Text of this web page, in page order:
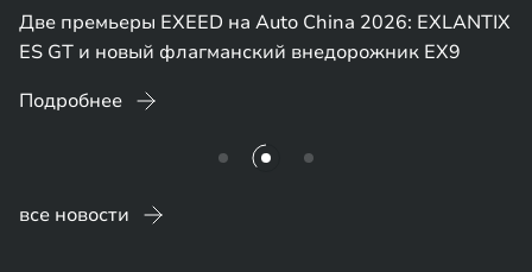
Две премьеры EXEED на Auto China 2026: EXLANTIX
ES GT и новый флагманский внедорожник EX9
Подробнее
все новости